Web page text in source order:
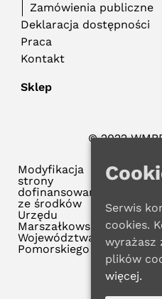
Zamówienia publiczne
Deklaracja dostępności
Praca
Kontakt
Sklep
© 2022
Modyfikacja
strony
dofinansowana
ze środków
Urzędu
Marszałkowskiego
Województwa
Pomorskiego
Serwis
cookies.
wyrażasz
plików
więcej.